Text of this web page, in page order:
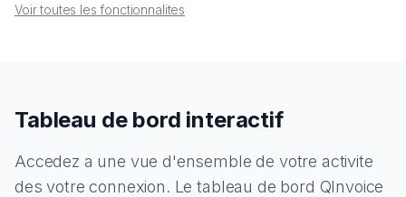
Voir toutes les fonctionnalites
Tableau de bord interactif
Accedez a une vue d'ensemble de votre activite
des votre connexion. Le tableau de bord QInvoice